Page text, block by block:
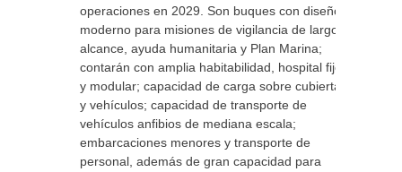
operaciones en 2029. Son buques con diseño
moderno para misiones de vigilancia de largo
alcance, ayuda humanitaria y Plan Marina;
contarán con amplia habitabilidad, hospital fijo
y modular; capacidad de carga sobre cubierta
y vehículos; capacidad de transporte de
vehículos anfibios de mediana escala;
embarcaciones menores y transporte de
personal, además de gran capacidad para